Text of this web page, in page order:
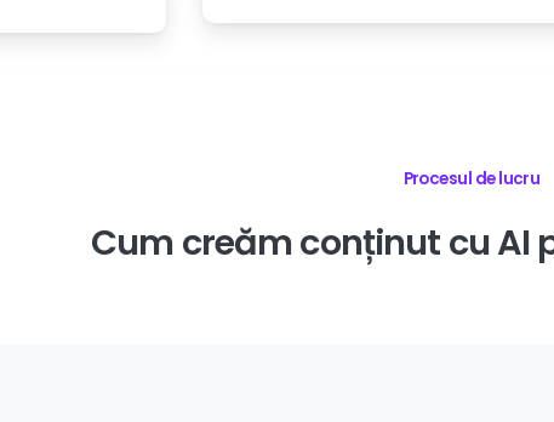
Procesul de lucru
Cum creămconținut cuAI